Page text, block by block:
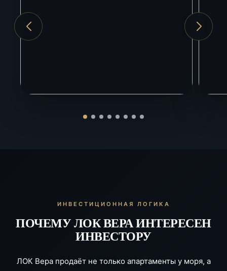
Аэропорт Сочи
Красная Поляна
ИНВЕСТИЦИОННАЯ ЛОГИКА
ПОЧЕМУ ЛОК ВЕРА ИНТЕРЕСЕН
ИНВЕСТОРУ
ЛОК Вера продаёт не только апартаменты у моря, а